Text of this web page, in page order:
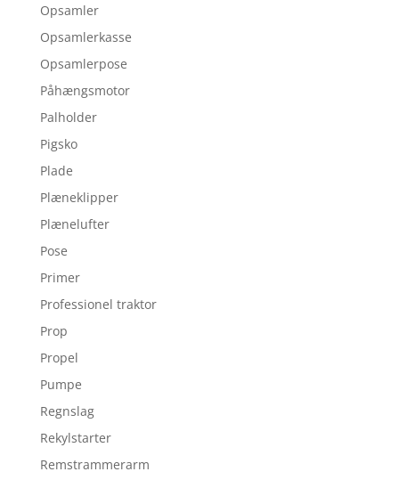
Opsamler
Opsamlerkasse
Opsamlerpose
Påhængsmotor
Palholder
Pigsko
Plade
Plæneklipper
Plænelufter
Pose
Primer
Professionel traktor
Prop
Propel
Pumpe
Regnslag
Rekylstarter
Remstrammerarm